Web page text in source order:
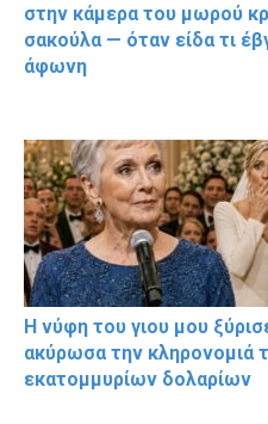
στην κάμερα του μωρού
σακούλα — όταν είδα τι
άφωνη
Η νύφη του γιου μου
ακύρωσα την κληρονομιά
εκατομμυρίων δολαρίων